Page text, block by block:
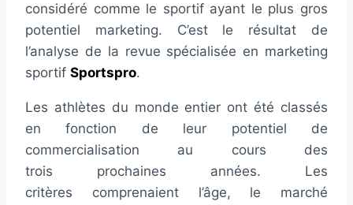
considéré comme le sportif ayant le plus gros
potentiel marketing. C’est le résultat de
l’analyse de la revue spécialisée en marketing
sportif Sportspro.
Les athlètes du monde entier ont été classés
en fonction de leur potentiel de
commercialisation au cours des
trois prochaines années. Les
critères comprenaient l’âge, le marché